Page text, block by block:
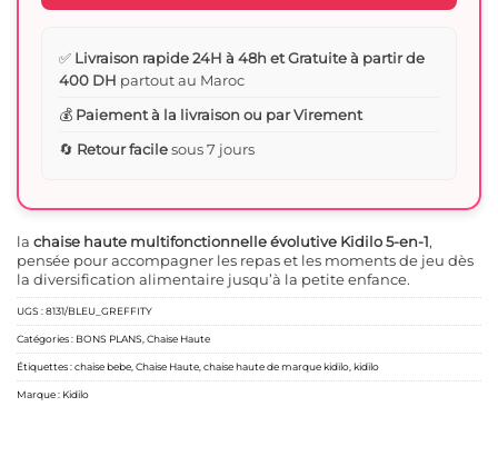
la chaise haute multifonctionnelle évolutive Kidilo 5-en-1,
pensée pour accompagner les repas et les moments de jeu dès
la diversification alimentaire jusqu’à la petite enfance.
✅ Livraison rapide 24H à 48h et Gratuite à partir de
400 DH partout au Maroc
💰 Paiement à la livraison ou par Virement
🔄 Retour facilesous 7 jours
UGS :8131/BLEU_GREFFITY
Catégories : BONS PLANS Chaise Haute
Étiquettes :chaise bebe Chaise Haute chaise haute de marque kidilo kidilo
Marque : Kidilo